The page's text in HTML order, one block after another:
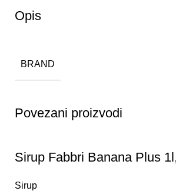
Opis
BRAND
Povezani proizvodi
Sirup Fabbri Banana Plus
Sirup